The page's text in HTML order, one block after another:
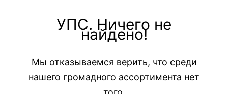
УПС. Ничего не
найдено!
Мы отказываемся верить, что среди
нашего громадного ассортимента нет